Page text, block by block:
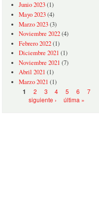
Junio 2023(1)
Mayo 2023(4)
Marzo 2023(3)
Noviembre 2022(4)
Febrero 2022(1)
Diciembre 2021 (1)
Noviembre 2021 (7)
Abril 2021 (1)
Marzo 2021 (1)
Páginas
1 2 3 4 5 6
7
siguiente ›
última »